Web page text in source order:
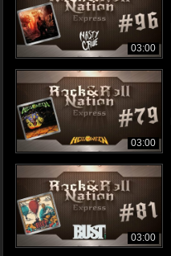
03:00
03:00
03:00